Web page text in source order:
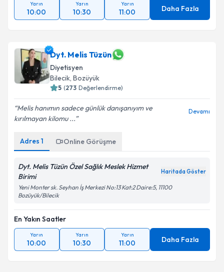
Yarın
10:00
Yarın
10:30
Yarın
11:00 Daha Fazla
Dyt. Melis Tüzün
Diyetisyen
Bilecik, Bozüyük
5 (273 Değerlendirme)
Melis hanımın sadece günlük danışanıyım ve
kırılmayan kilomu ...
Devamı
Adres 1 Online Görüşme
Dyt. Melis Tüzün Özel Sağlık Meslek Hizmet
Birimi
Haritada Göster
Yeni Monter sk. Seyhan İş Merkezi No:13 Kat:2 Daire:5, 11100
Bozüyük/Bilecik
En Yakın Saatler
Yarın
10:00
Yarın
10:30
Yarın
11:00 Daha Fazla